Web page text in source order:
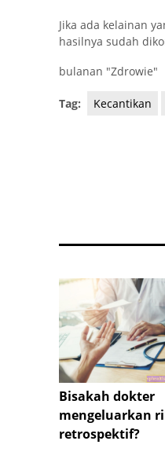
Jika ada kelainan
hasilnya sudah
bulanan "Zdrowie"
Tag: Kecantikan
Bisakah dokter
mengeluarkan
retrospektif?